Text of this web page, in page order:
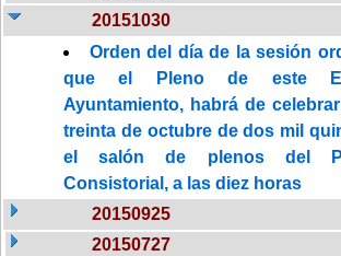
20151030
Orden del día de la sesión
que el Pleno de este
Ayuntamiento, habrá de
treinta de octubre de dos mil
el salón de plenos del
Consistorial, a las diez horas
20150925
20150727